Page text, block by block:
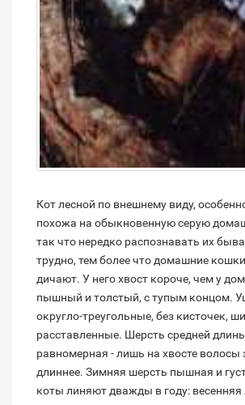
Кот лесной по внешнему виду,
похожа на обыкновенную серую
так что нередко распознавать их
трудно, тем более что домашние
дичают. У него хвост короче, чем у
пышный и толстый, с тупым концом.
округло-треугольные, без кисточек,
расставленные. Шерсть средней
равномерная - лишь на хвосте волосы
длиннее. Зимняя шерсть пышная и
коты линяют дважды в году: весенняя